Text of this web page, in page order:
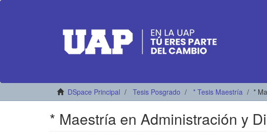
DSpace Principal Tesis Posgrado * Tesis Maestría *
* Maestría en Administración y